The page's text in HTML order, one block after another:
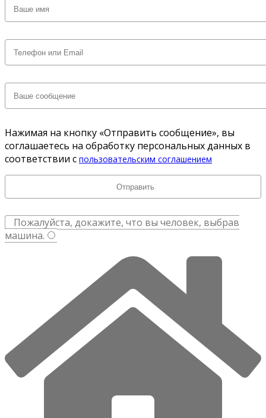
Нажимая на кнопку «Отправить сообщение», вы
соглашаетесь на обработку персональных данных в
соответствии с пользовательским соглашением
Пожалуйста, докажите, что вы человек, выбрав
машина.